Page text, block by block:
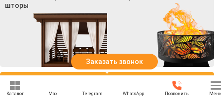
шторы
Заказать звонок
Каталог Max Telegram WhatsApp Позвонить